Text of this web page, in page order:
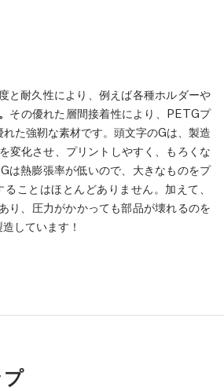
と耐久性により、例えば各種ホルダーや
その優れた層間接着性により、PETGプ
た強靭な素材です。頭文字のGは、製造
変化させ、プリントしやすく、もろくな
は熱膨張率が低いので、大きなものをプ
ことはほとんどありません。加えて、
り、圧力がかかっても部品が壊れるのを
しています！